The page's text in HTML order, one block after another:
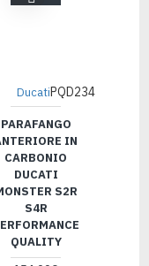
DucatiPQD234
PARAFANGO
IN
CARBONIO
DUCATI
S2R
S4R
QUALITY